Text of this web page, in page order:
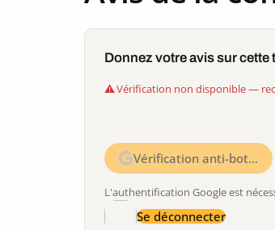
Donnez votre avis sur cette
Vérification non disponible —
Vérification anti-bot…
L'authentification Google est
Se déconnecter